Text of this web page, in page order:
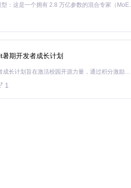
, # kWh
# kW
目标荷电状态
# 关键负载(kW)
Kimi K3 是Kimi能力最强的模
期开发者成长计划
「源启盛夏」暑期校园开发者成长计划旨在激活校园开源力量，通过积分激励、认证扶持、资源倾斜等形式，引导高校组织和开发者完成「入驻 — 建项目 — 做贡献 — 获认证 — 得资源」的完整闭环。无论你是想带领社团入驻平台的组织者，还是希望用代码贡献证明自己的开发者，都能在这里找到属于你的成长路径。
1